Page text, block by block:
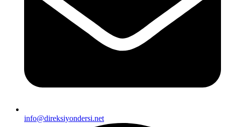
info@direksiyondersi.net